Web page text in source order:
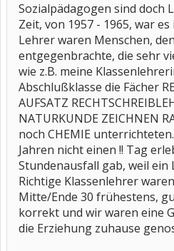
Sozialpädagogen sind doch
Zeit, von 1957 - 1965, war
Lehrer waren Menschen,
entgegenbrachte, die sehr
wie z.B. meine
Abschlußklasse die Fächer
AUFSATZ
NATURKUNDE ZEICHNEN
noch CHEMIE
Jahren nicht einen !! Tag
Stundenausfall gab, weil ein
Richtige Klassenlehrer
Mitte/Ende 30 frühestens,
korrekt und wir waren eine
die Erziehung zuhause